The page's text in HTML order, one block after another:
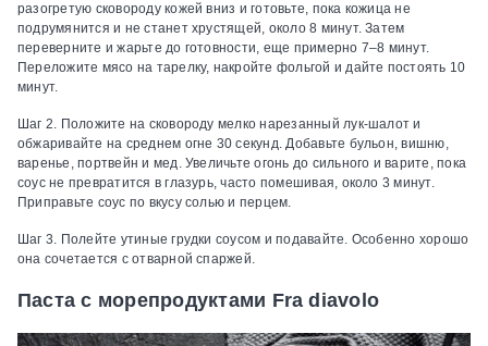
разогретую сковороду кожей вниз и готовьте, пока кожица не
подрумянится и не станет хрустящей, около 8 минут. Затем
переверните и жарьте до готовности, еще примерно 7–8 минут.
Переложите мясо на тарелку, накройте фольгой и дайте постоять 10
минут.
Шаг 2. Положите на сковороду мелко нарезанный лук-шалот и
обжаривайте на среднем огне 30 секунд. Добавьте бульон, вишню,
варенье, портвейн и мед. Увеличьте огонь до сильного и варите, пока
соус не превратится в глазурь, часто помешивая, около 3 минут.
Приправьте соус по вкусу солью и перцем.
Шаг 3. Полейте утиные грудки соусом и подавайте. Особенно хорошо
она сочетается с отварной спаржей.
Паста с морепродуктами Fra diavolo